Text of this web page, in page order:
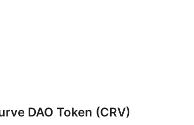
DAO Token (CRV)